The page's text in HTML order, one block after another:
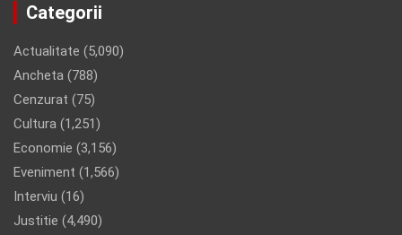
Categorii
Actualitate (5,090)
Ancheta (788)
Cenzurat (75)
Cultura (1,251)
Economie (3,156)
Eveniment (1,566)
Interviu (16)
Justitie (4,490)